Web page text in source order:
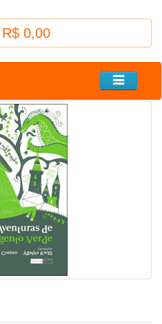
0 - R$ 0,00